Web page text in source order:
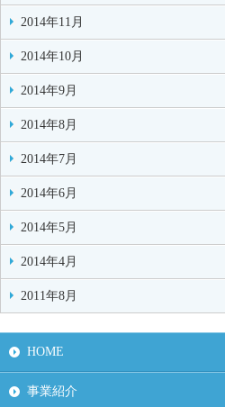
2014年11月
2014年10月
2014年9月
2014年8月
2014年7月
2014年6月
2014年5月
2014年4月
2011年8月
HOME
事業紹介